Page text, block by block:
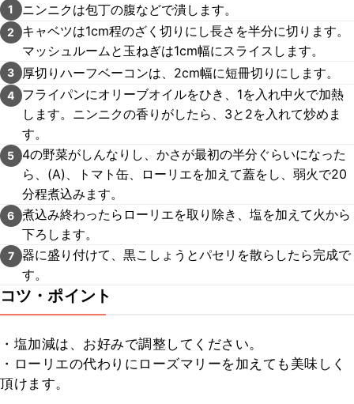
1 ニンニクは包丁の腹などで潰します。
2
キャベツは1cm程のざく切りにし長さを半分に切ります。
マッシュルームと玉ねぎは1cm幅にスライスします。
3 厚切りハーフベーコンは、2cm幅に短冊切りにします。
4
フライパンにオリーブオイルをひき、1を入れ中火で加熱
します。ニンニクの香りがしたら、3と2を入れて炒めま
す。
5
4の野菜がしんなりし、かさが最初の半分ぐらいになった
ら、(A)、トマト缶、ローリエを加えて蓋をし、弱火で20
分程煮込みます。
6 煮込み終わったらローリエを取り除き、塩を加えて火から
下ろします。
7 器に盛り付けて、黒こしょうとパセリを散らしたら完成で
す。
コツ・ポイント
・塩加減は、お好みで調整してください。
・ローリエの代わりにローズマリーを加えても美味しく
頂けます。